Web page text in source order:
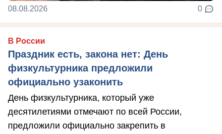
08.08.2026 0
В России
Праздник есть, закона нет: День
физкультурника предложили
официально узаконить
День физкультурника, который уже
десятилетиями отмечают по всей России,
предложили официально закрепить в